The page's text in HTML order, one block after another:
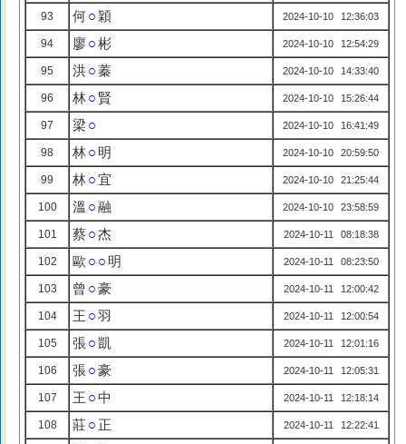
93 何○ 穎 2024-10-10 12:36:03
94 廖○彬 2024-10-10 12:54:29
95 洪○蓁 2024-10-10 14:33:40
96 林○ 賢 2024-10-10 15:26:44
97 梁 ○ 2024-10-10 16:41:49
98 林○ 明 2024-10-10 20:59:50
99 林○宜 2024-10-10 21:25:44
100 溫 ○融 2024-10-10 23:58:59
101 蔡○杰 2024-10-11 08:18:38
102 歐 ○○ 明 2024-10-11 08:23:50
103 曾 ○豪 2024-10-11 12:00:42
104 王 ○羽 2024-10-11 12:00:54
105 張○凱 2024-10-11 12:01:16
106 張○豪 2024-10-11 12:05:31
107 王 ○中 2024-10-11 12:18:14
108 莊○ 正 2024-10-11 12:22:41